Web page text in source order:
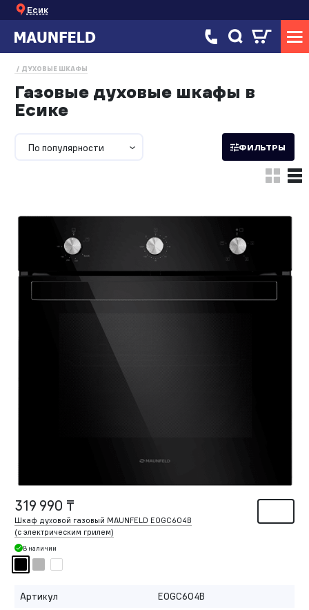
Есик
ДУХОВЫЕ ШКАФЫ
Газовые духовые шкафы в
Есике
По популярности ФИЛЬТРЫ
319 990 ₸
Шкаф духовой газовый MAUNFELD EOGC604B
(с электрическим грилем)
В наличии
Артикул
EOGC604B